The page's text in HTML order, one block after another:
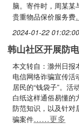
脑。寄件时，周某某
贵重物品保价服务费
2024-01-22 01:02:00
韩山社区开展防
本文转自：滁州日报
电信网络诈骗宣传活
居民的“钱袋子”。活
白纸这样通俗易懂的
防范知识，以及针对
骗案件……更多